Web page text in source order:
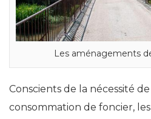
Les aménagements
Conscients de la nécessité
consommation de foncier,